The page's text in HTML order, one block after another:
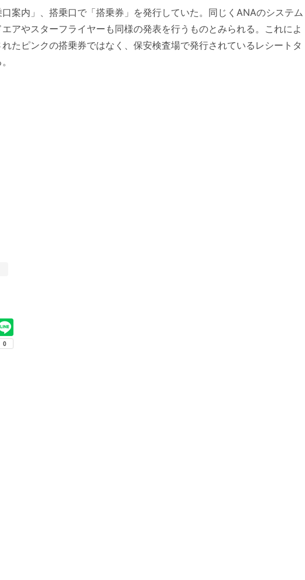
案内」、搭乗口で「搭乗券」を発行していた。同じくANAのシステム
アやスターフライヤーも同様の発表を行うものとみられる。これによ
たピンクの搭乗券ではなく、保安検査場で発行されているレシートタ